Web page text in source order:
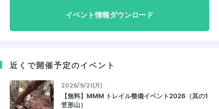
イベント情報ダウンロード
近くで開催予定のイベント
2026/9/21(月)
【無料】MMM トレイル整備イベント2026（其の1
笠形山）